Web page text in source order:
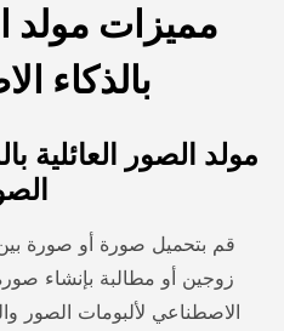
مميزات مولد
بالذكاء
مولد الصور العائلية
قم بتحميل صورة أو صورة
زوجين أو مطالبة بإنشاء
الاصطناعي لألبومات الصور